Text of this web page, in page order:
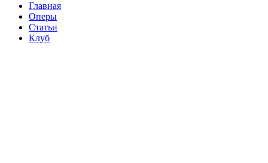
Главная
Оперы
Статьи
Клуб